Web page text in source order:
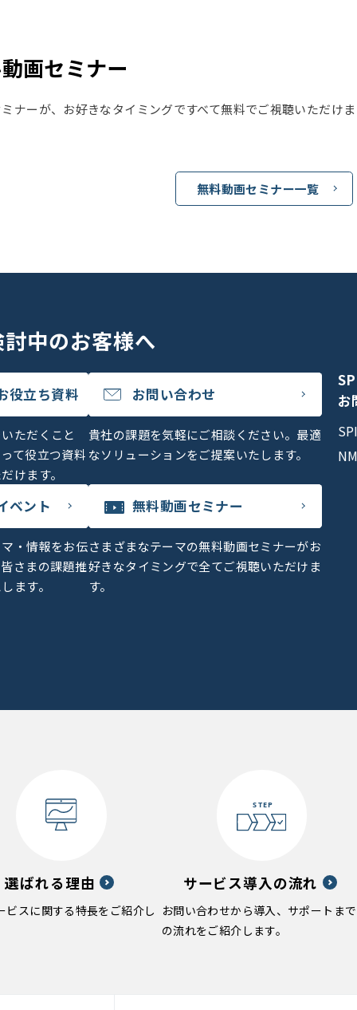
画セミナー
ナーが、お好きなタイミングですべて無料でご視聴いただけ
無料動画セミナー一覧
中のお客様へ
役立ち資料
ただくこと
て役立つ資料
けます。
お問い合わせ
貴社の課題を気軽にご相談ください。最適
なソリューションをご提案いたします。
ベント
・情報をお伝
さまの課題推
ます。
無料動画セミナー
さまざまなテーマの無料動画セミナーがお
好きなタイミングで全てご視聴いただけま
す。
お
選ばれる理由
ビスに関する特長をご紹介し
サービス導入の流れ
お問い合わせから導入、サポートまで
の流れをご紹介します。